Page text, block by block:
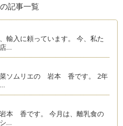
記事一覧
輸入に頼っています。 今、私た
…
菜ソムリエの 岩本 香です。 2年
本 香です。 今月は、離乳食の
…